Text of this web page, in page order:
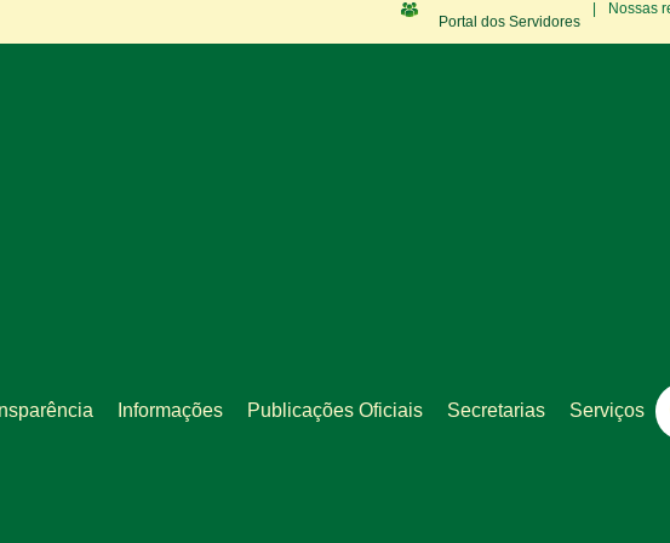
Portal dos Servidores
Nossas
Informações Publicações Oficiais Secretarias Serviços